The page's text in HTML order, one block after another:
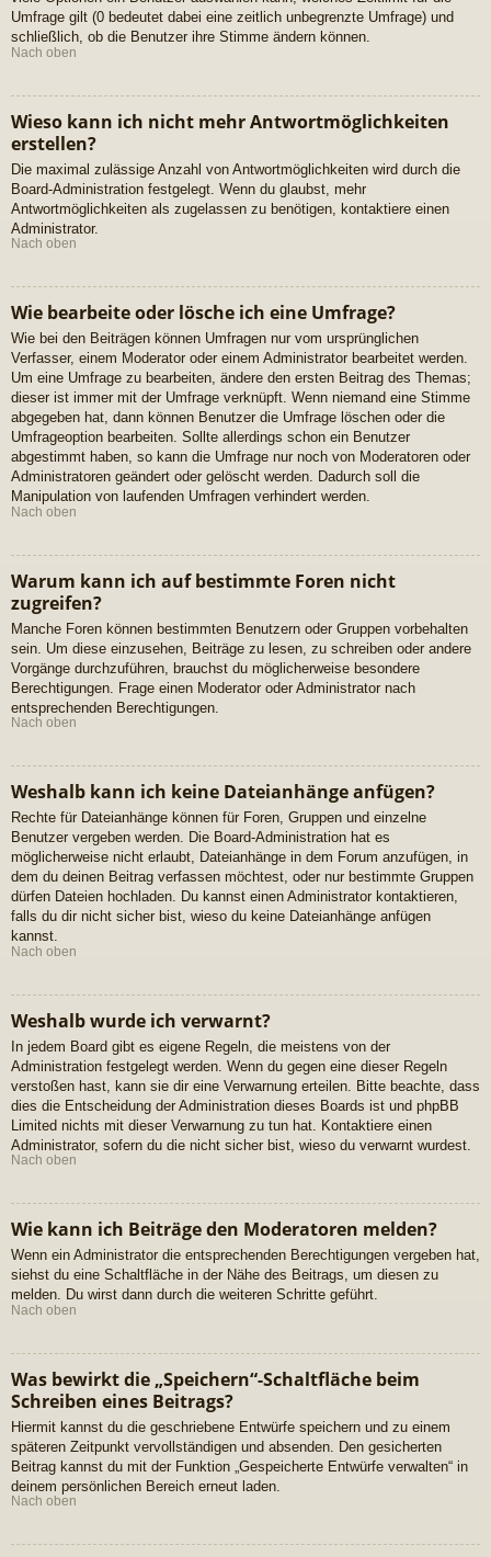
Umfrage gilt (0 bedeutet dabei eine zeitlich unbegrenzte Umfrage) und
schließlich, ob die Benutzer ihre Stimme ändern können.
Nach oben
Wieso kann ich nicht mehr Antwortmöglichkeiten
erstellen?
Die maximal zulässige Anzahl von Antwortmöglichkeiten wird durch die
Board-Administration festgelegt. Wenn du glaubst, mehr
Antwortmöglichkeiten als zugelassen zu benötigen, kontaktiere einen
Administrator.
Nach oben
Wie bearbeite oder lösche ich eine Umfrage?
Wie bei den Beiträgen können Umfragen nur vom ursprünglichen
Verfasser, einem Moderator oder einem Administrator bearbeitet werden.
Um eine Umfrage zu bearbeiten, ändere den ersten Beitrag des Themas;
dieser ist immer mit der Umfrage verknüpft. Wenn niemand eine Stimme
abgegeben hat, dann können Benutzer die Umfrage löschen oder die
Umfrageoption bearbeiten. Sollte allerdings schon ein Benutzer
abgestimmt haben, so kann die Umfrage nur noch von Moderatoren oder
Administratoren geändert oder gelöscht werden. Dadurch soll die
Manipulation von laufenden Umfragen verhindert werden.
Nach oben
Warum kann ich auf bestimmte Foren nicht
zugreifen?
Manche Foren können bestimmten Benutzern oder Gruppen vorbehalten
sein. Um diese einzusehen, Beiträge zu lesen, zu schreiben oder andere
Vorgänge durchzuführen, brauchst du möglicherweise besondere
Berechtigungen. Frage einen Moderator oder Administrator nach
entsprechenden Berechtigungen.
Nach oben
Weshalb kann ich keine Dateianhänge anfügen?
Rechte für Dateianhänge können für Foren, Gruppen und einzelne
Benutzer vergeben werden. Die Board-Administration hat es
möglicherweise nicht erlaubt, Dateianhänge in dem Forum anzufügen, in
dem du deinen Beitrag verfassen möchtest, oder nur bestimmte Gruppen
dürfen Dateien hochladen. Du kannst einen Administrator kontaktieren,
falls du dir nicht sicher bist, wieso du keine Dateianhänge anfügen
kannst.
Nach oben
Weshalb wurde ich verwarnt?
In jedem Board gibt es eigene Regeln, die meistens von der
Administration festgelegt werden. Wenn du gegen eine dieser Regeln
verstoßen hast, kann sie dir eine Verwarnung erteilen. Bitte beachte, dass
dies die Entscheidung der Administration dieses Boards ist und phpBB
Limited nichts mit dieser Verwarnung zu tun hat. Kontaktiere einen
Administrator, sofern du die nicht sicher bist, wieso du verwarnt wurdest.
Nach oben
Wie kann ich Beiträge den Moderatoren melden?
Wenn ein Administrator die entsprechenden Berechtigungen vergeben hat,
siehst du eine Schaltfläche in der Nähe des Beitrags, um diesen zu
melden. Du wirst dann durch die weiteren Schritte geführt.
Nach oben
Was bewirkt die „Speichern“-Schaltfläche beim
Schreiben eines Beitrags?
Hiermit kannst du die geschriebene Entwürfe speichern und zu einem
späteren Zeitpunkt vervollständigen und absenden. Den gesicherten
Beitrag kannst du mit der Funktion „Gespeicherte Entwürfe verwalten“ in
deinem persönlichen Bereich erneut laden.
Nach oben